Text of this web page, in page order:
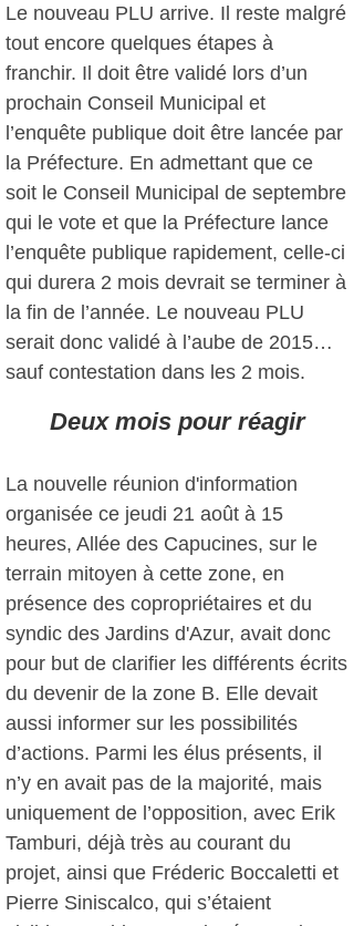
Le nouveau PLU arrive. Il reste malgré
tout encore quelques étapes à
franchir. Il doit être validé lors d’un
prochain Conseil Municipal et
l’enquête publique doit être lancée par
la Préfecture. En admettant que ce
soit le Conseil Municipal de septembre
qui le vote et que la Préfecture lance
l’enquête publique rapidement, celle-ci
qui durera 2 mois devrait se terminer à
la fin de l’année. Le nouveau PLU
serait donc validé à l’aube de 2015…
sauf contestation dans les 2 mois.
Deux mois pour réagir
La nouvelle réunion d'information
organisée ce jeudi 21 août à 15
heures, Allée des Capucines, sur le
terrain mitoyen à cette zone, en
présence des copropriétaires et du
syndic des Jardins d'Azur, avait donc
pour but de clarifier les différents écrits
du devenir de la zone B. Elle devait
aussi informer sur les possibilités
d’actions. Parmi les élus présents, il
n’y en avait pas de la majorité, mais
uniquement de l’opposition, avec Erik
Tamburi, déjà très au courant du
projet, ainsi que Fréderic Boccaletti et
Pierre Siniscalco, qui s’étaient